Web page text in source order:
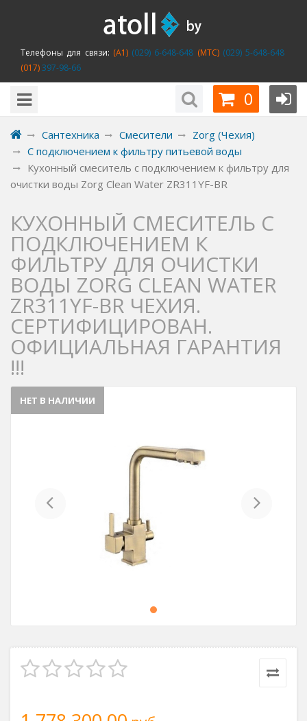
Телефоны для связи: (A1)(029) 6-648-648 (MTC)(029) 5-648-648
(017)397-98-66
0
Сантехника Смесители
Zorg (Чехия)
С подключением к фильтру питьевой воды
Кухонный смеситель с подключением к фильтру для
очистки воды Zorg Clean Water ZR311YF-BR
КУХОННЫЙ СМЕСИТЕЛЬ С
ПОДКЛЮЧЕНИЕМ К
ФИЛЬТРУ ДЛЯ ОЧИСТКИ
ВОДЫ ZORG CLEAN WATER
ZR311YF-BR ЧЕХИЯ.
СЕРТИФИЦИРОВАН.
ОФИЦИАЛЬНАЯ ГАРАНТИЯ
!!!
НЕТ В НАЛИЧИИ